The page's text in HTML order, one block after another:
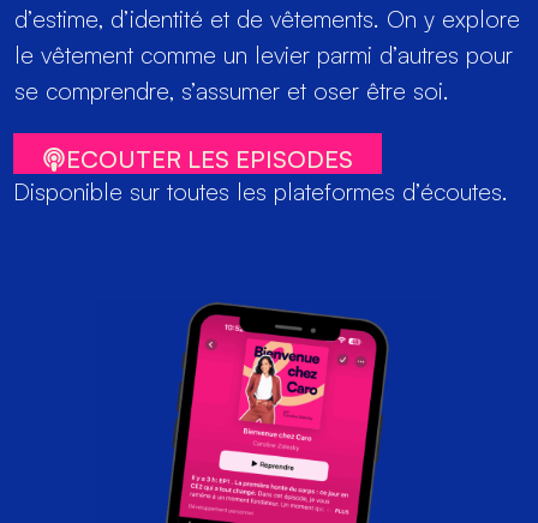
d’estime, d’identité et de vêtements. On y explore
le vêtement comme un levier parmi d’autres pour
se comprendre, s’assumer et oser être soi.
ECOUTER LES EPISODES
Disponible sur toutes les plateformes d’écoutes.